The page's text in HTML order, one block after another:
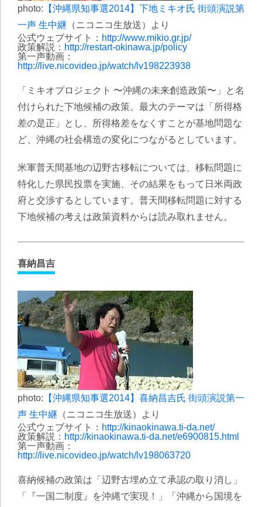
photo: 【沖縄県知事選2014】下地ミキオ氏 街頭演説第
一声 生中継 （ニコニコ生放送）より
公式ウェブサイト： http://www.mikio.gr.jp/
政策解説： http://restart-okinawa.jp/policy
第一声動画：
http://live.nicovideo.jp/watch/lv198223938
「ミキオプロジェクト 〜沖縄の未来創造政策〜」と名
付けられた下地候補の政策。最大のテーマは「所得格
差の是正」とし、所得格差をなくすことが基地問題な
ど、沖縄の社会構造の変化につながるとしています。
米軍普天間基地の辺野古移転については、移転問題に
特化した県民投票を実施、その結果をもって日米両政
府と交渉するとしています。普天間移転問題に対する
下地候補の考えは政策資料からは読み取れません。
喜納昌吉
photo: 【沖縄県知事選2014】喜納昌吉氏 街頭演説第一
声 生中継 （ニコニコ生放送）より
公式ウェブサイト： http://kinaokinawa.ti-da.net/
政策解説： http://kinaokinawa.ti-da.net/e6900815.html
第一声動画：
http://live.nicovideo.jp/watch/lv198063720
喜納候補の政策は「辺野古埋め立て承認の取り消し」
「『一国二制度』を沖縄で実現！」「沖縄から国境を